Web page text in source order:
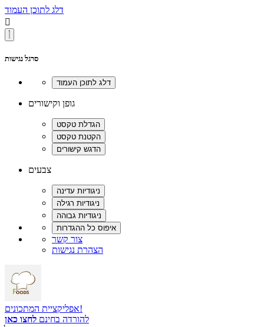
דלג לתוכן העמוד

סרגל נגישות
גופן וקישורים
צבעים
צור קשר
הצהרת נגישות
אפליקציית המתכונים!
להורדה בחינם לחצו כאן